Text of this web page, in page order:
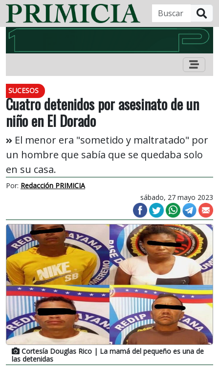
SUCESOS
Cuatro detenidos por asesinato de un
niño en El Dorado
El menor era "sometido y maltratado" por
un hombre que sabía que se quedaba solo
en su casa.
Por: Redacción PRIMICIA
sábado, 27 mayo 2023
Cortesía Douglas Rico | La mamá del pequeño es una de
las detenidas